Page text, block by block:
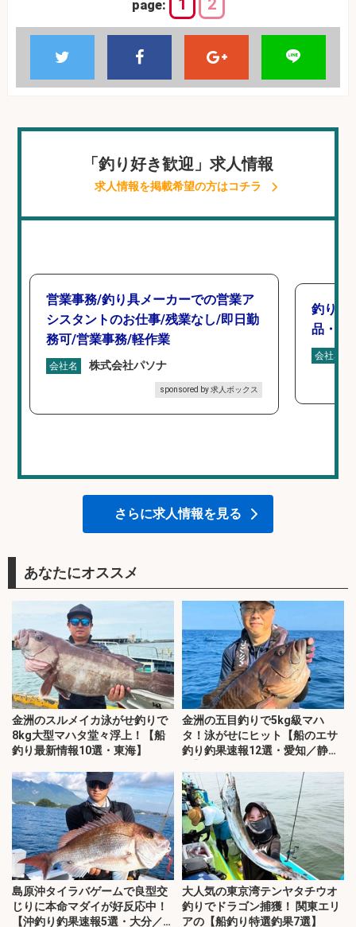
page: 1 2
「釣り好き歓迎」求人情報
求人情報を掲載希望の方はコチラ
営業事務/釣り具メーカーでの営業ア
シスタントのお仕事/残業なし/即日勤
務可/営業事務/軽作業
会社名 株式会社パソナ
sponsored by 求人ボックス
釣り具
品・工
会社名
さらに求人情報を見る
あなたにオススメ
金洲のスルメイカ泳がせ釣りで
8kg大型マハタ堂々浮上！【船
釣り最新情報10選・東海】
金洲の五目釣りで5kg級マハ
タ！泳がせにヒット【船のエサ
釣り釣果速報12選・愛知／静
島原沖タイラバゲームで良型交
じりに本命マダイが好反応中！
【沖釣り釣果速報5選・大分／熊
大人気の東京湾テンヤタチウオ
釣りでドラゴン捕獲！ 関東エリ
アの【船釣り特選釣果7選】